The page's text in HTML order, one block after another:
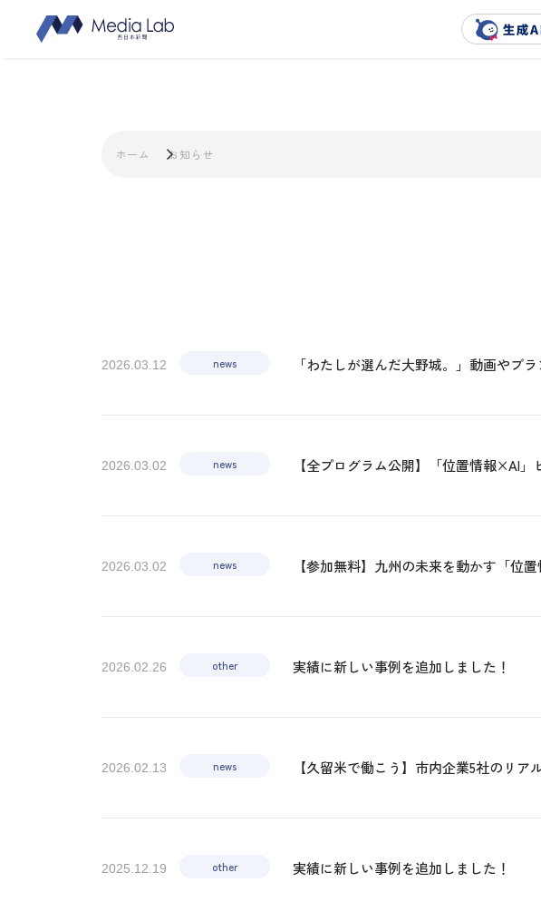
ホーム お知らせ
2026.03.12 news 「わたしが選んだ大野城。」動画やブ
2026.03.02 news 【全プログラム公開】「位置情報×AI
2026.03.02 news 【参加無料】九州の未来を動かす「位
2026.02.26 other 実績に新しい事例を追加しました！
2026.02.13 news 【久留米で働こう】市内企業5社のリ
2025.12.19 other 実績に新しい事例を追加しました！